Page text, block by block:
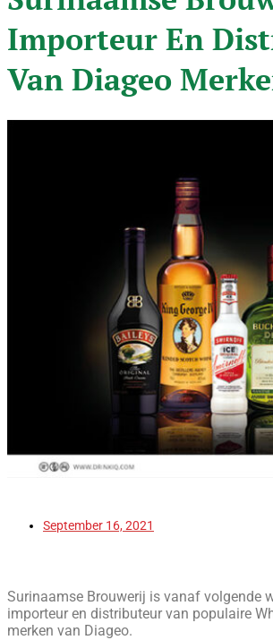
Importeur En
Van Diageo
September 16, 2021
Surinaamse Brouwerij is vanaf volgende
importeur en distributeur van populaire
merken van Diageo.